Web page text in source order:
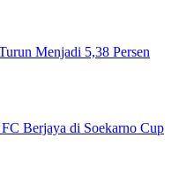
Menjadi 5,38 Persen
Berjaya di Soekarno Cup